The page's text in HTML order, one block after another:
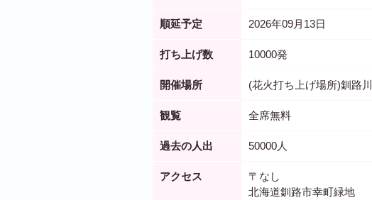
順延予定 2026年09月13日
打ち上げ数 10000発
開催場所 (花火打ち上げ場所)釧路
観覧 全席無料
過去の人出 50000人
アクセス
〒なし
北海道釧路市幸町緑地